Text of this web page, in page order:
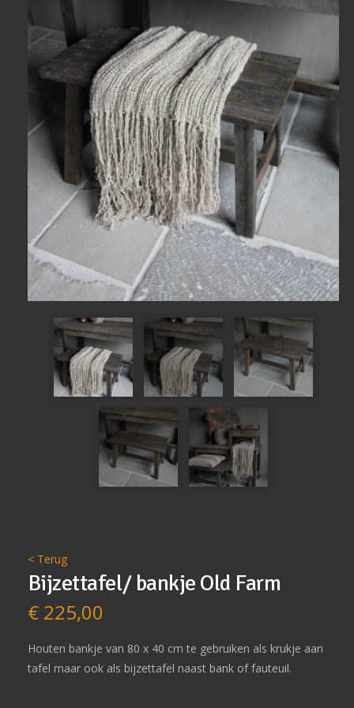
< Terug
Bijzettafel/ bankje Old Farm
€225,00
Houten bankje van 80 x 40 cm te gebruiken als krukje aan
tafel maar ook als bijzettafel naast bank of fauteuil.